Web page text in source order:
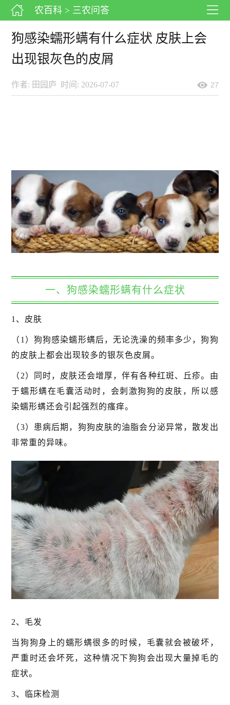
农百科 > 三农问答
狗感染蠕形螨有什么症状 皮肤上会
出现银灰色的皮屑
作者: 田园庐 时间: 2026-07-07 27
一、狗感染蠕形螨有什么症状
1、皮肤
（1）狗狗感染蠕形螨后，无论洗澡的频率多少，狗狗
的皮肤上都会出现较多的银灰色皮屑。
（2）同时，皮肤还会增厚，伴有各种红斑、丘疹。由
于蠕形螨在毛囊活动时，会刺激狗狗的皮肤，所以感
染蠕形螨还会引起强烈的瘙痒。
（3）患病后期，狗狗皮肤的油脂会分泌异常，散发出
非常重的异味。
2、毛发
当狗狗身上的蠕形螨很多的时候，毛囊就会被破坏，
严重时还会坏死，这种情况下狗狗会出现大量掉毛的
症状。
3、临床检测